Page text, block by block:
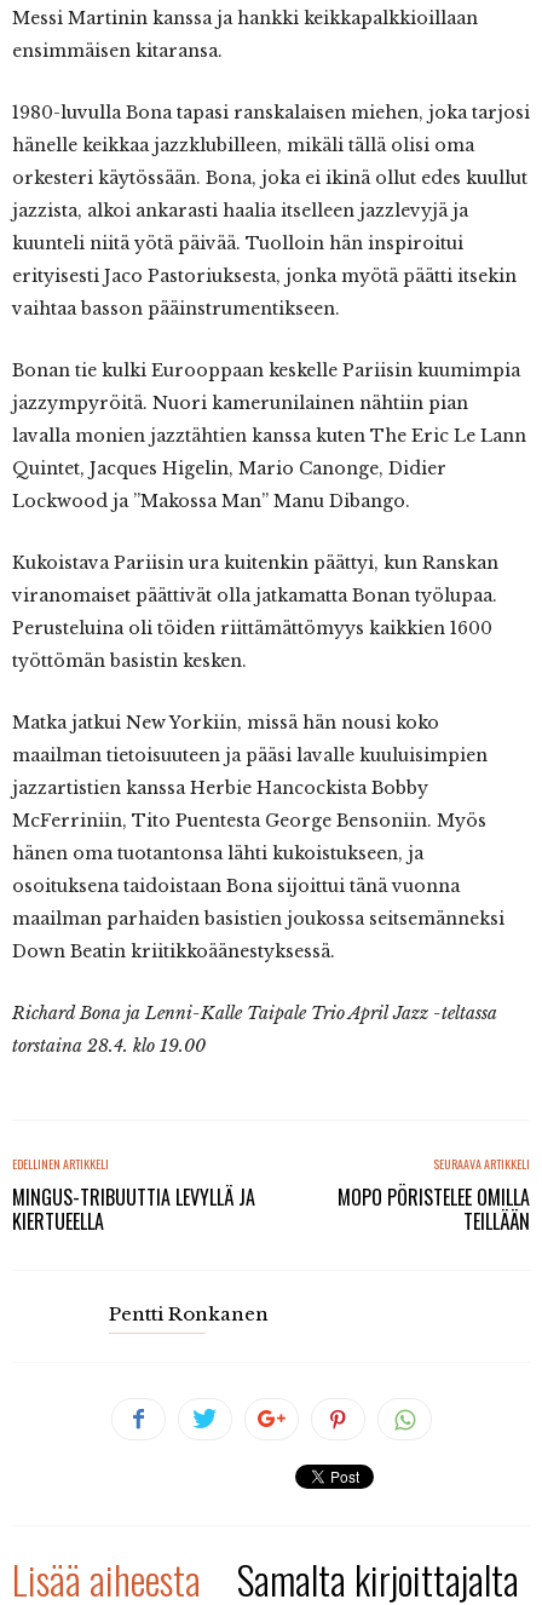
Messi Martinin kanssa ja hankki keikkapalkkioillaan
ensimmäisen kitaransa.
1980-luvulla Bona tapasi ranskalaisen miehen, joka tarjosi
hänelle keikkaa jazzklubilleen, mikäli tällä olisi oma
orkesteri käytössään. Bona, joka ei ikinä ollut edes kuullut
jazzista, alkoi ankarasti haalia itselleen jazzlevyjä ja
kuunteli niitä yötä päivää. Tuolloin hän inspiroitui
erityisesti Jaco Pastoriuksesta, jonka myötä päätti itsekin
vaihtaa basson pääinstrumentikseen.
Bonan tie kulki Eurooppaan keskelle Pariisin kuumimpia
jazzympyröitä. Nuori kamerunilainen nähtiin pian
lavalla monien jazztähtien kanssa kuten The Eric Le Lann
Quintet, Jacques Higelin, Mario Canonge, Didier
Lockwood ja ”Makossa Man” Manu Dibango.
Kukoistava Pariisin ura kuitenkin päättyi, kun Ranskan
viranomaiset päättivät olla jatkamatta Bonan työlupaa.
Perusteluina oli töiden riittämättömyys kaikkien 1600
työttömän basistin kesken.
Matka jatkui New Yorkiin, missä hän nousi koko
maailman tietoisuuteen ja pääsi lavalle kuuluisimpien
jazzartistien kanssa Herbie Hancockista Bobby
McFerriniin, Tito Puentesta George Bensoniin. Myös
hänen oma tuotantonsa lähti kukoistukseen, ja
osoituksena taidoistaan Bona sijoittui tänä vuonna
maailman parhaiden basistien joukossa seitsemänneksi
Down Beatin kriitikkoäänestyksessä.
Richard Bona ja Lenni-Kalle Taipale Trio April Jazz -teltassa
torstaina 28.4. klo 19.00
EDELLINEN ARTIKKELI
MINGUS-TRIBUUTTIA LEVYLLÄ JA
KIERTUEELLA
SEURAAVA ARTIKKELI
MOPO PÖRISTELEE OMILLA
TEILLÄÄN
Pentti Ronkanen
Lisää aiheesta Samalta kirjoittajalta